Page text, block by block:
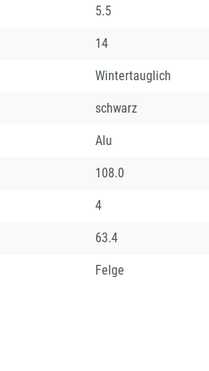
5.5
14
Wintertauglich
schwarz
Alu
108.0
4
63.4
Felge